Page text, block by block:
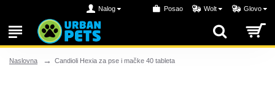
Nalog Posao Wolt Glovo
Naslovna Candioli Hexia za pse i mačke 40 tableta